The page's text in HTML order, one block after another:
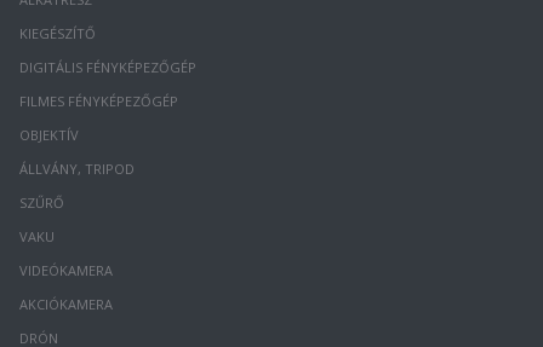
KIEGÉSZÍTŐ
DIGITÁLIS FÉNYKÉPEZŐGÉP
FILMES FÉNYKÉPEZŐGÉP
OBJEKTÍV
ÁLLVÁNY, TRIPOD
SZŰRŐ
VAKU
VIDEÓKAMERA
AKCIÓKAMERA
DRÓN